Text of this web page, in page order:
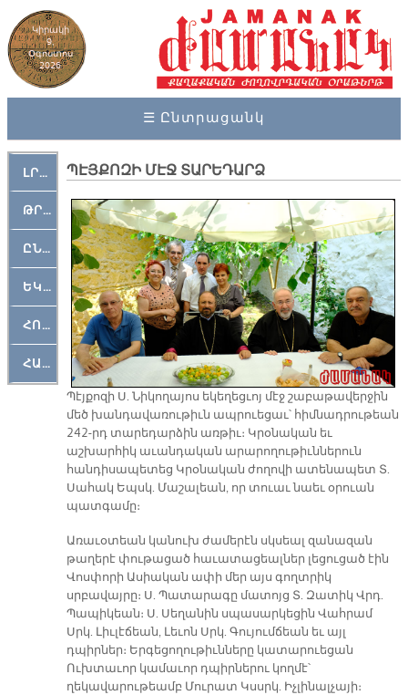
Կիրակի
9,
Օգոստոս
2026
☰ Ընտրացանկ
ԼՐԱՀՈՍ
ԹՐՔԱՀԱՅ ԿԵԱՆՔ
ԸՆԿԵՐԱՄՇԱԿՈՒԹԱՅԻՆ
ԵԿԵՂԵՑԱԿԱՆ
ՀՈԳԵՄՏԱՒՈՐ
ՀԱՐԹԱԿ
ՊԷՅՔՈԶԻ ՄԷՋ ՏԱՐԵԴԱՐՁ
Պէյքոզի Ս. Նիկողայոս եկեղեցւոյ մէջ շաբաթավերջին
մեծ խանդավառութիւն ապրուեցաւ՝ հիմնադրութեան
242-րդ տարեդարձին առթիւ։ Կրօնական եւ
աշխարհիկ աւանդական արարողութիւններուն
հանդիսապետեց Կրօնական ժողովի ատենապետ Տ.
Սահակ Եպսկ. Մաշալեան, որ տուաւ նաեւ օրուան
պատգամը։
Առաւօտեան կանուխ ժամերէն սկսեալ զանազան
թաղերէ փութացած հաւատացեալներ լեցուցած էին
Վոսփորի Ասիական ափի մեր այս գողտրիկ
սրբավայրը։ Ս. Պատարագը մատոյց Տ. Զատիկ Վրդ.
Պապիկեան։ Ս. Սեղանին սպասարկեցին Վահրամ
Սրկ. Լիւլէճեան, Լեւոն Սրկ. Գույումճեան եւ այլ
դպիրներ։ Երգեցողութիւնները կատարուեցան
Ուխտաւոր կամաւոր դպիրներու կողմէ՝
ղեկավարութեամբ Մուրատ Կսսրկ. Իչլինալչայի։